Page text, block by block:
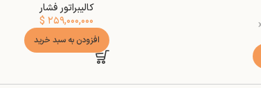
کالیبراتور فشار
$ ۲۵۹,۰۰۰,۰۰۰
افزودن به سبد خرید